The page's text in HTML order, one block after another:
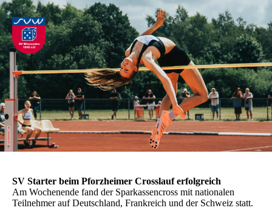
SV Starter beim Pforzheimer Crosslauf erfolgreich
Am Wochenende fand der Sparkassencross mit nationalen
Teilnehmer auf Deutschland, Frankreich und der Schweiz statt.